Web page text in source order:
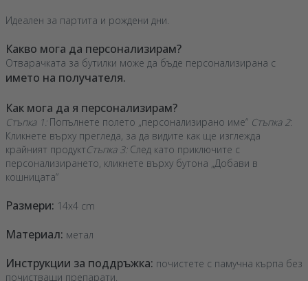
Идеален за партита и рождени дни.
Какво мога да персонализирам?
Отварачката за бутилки може да бъде персонализирана с
името на получателя.
Как мога да я персонализирам?
Стъпка 1: Попълнете полето „персонализирано име“ Стъпка 2:
Кликнете върху прегледа, за да видите как ще изглежда
крайният продуктСтъпка 3:След като приключите с
персонализирането, кликнете върху бутона „Добави в
кошницата“
Размери: 14x4 cm
Материал: метал
Инструкции за поддръжка: почистете с памучна кърпа без
почистващи препарати.